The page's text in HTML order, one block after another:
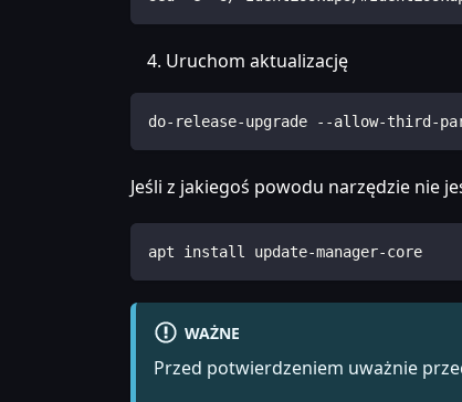
Uruchom aktualizację
do-release-upgrade --allow-third-
Jeśli z jakiegoś powodu narzędzie nie
apt install update-manager-core
WAŻNE
Przed potwierdzeniem uważnie